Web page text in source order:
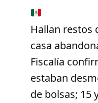
Hallan restos
casa
Fiscalía
estaban
de bolsas; 15